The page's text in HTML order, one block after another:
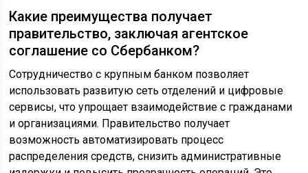
Какие преимущества получает
правительство, заключая агентское
соглашение со Сбербанком?
Сотрудничество с крупным банком позволяет
использовать развитую сеть отделений и цифровые
сервисы, что упрощает взаимодействие с гражданами
и организациями. Правительство получает
возможность автоматизировать процесс
распределения средств, снизить административные